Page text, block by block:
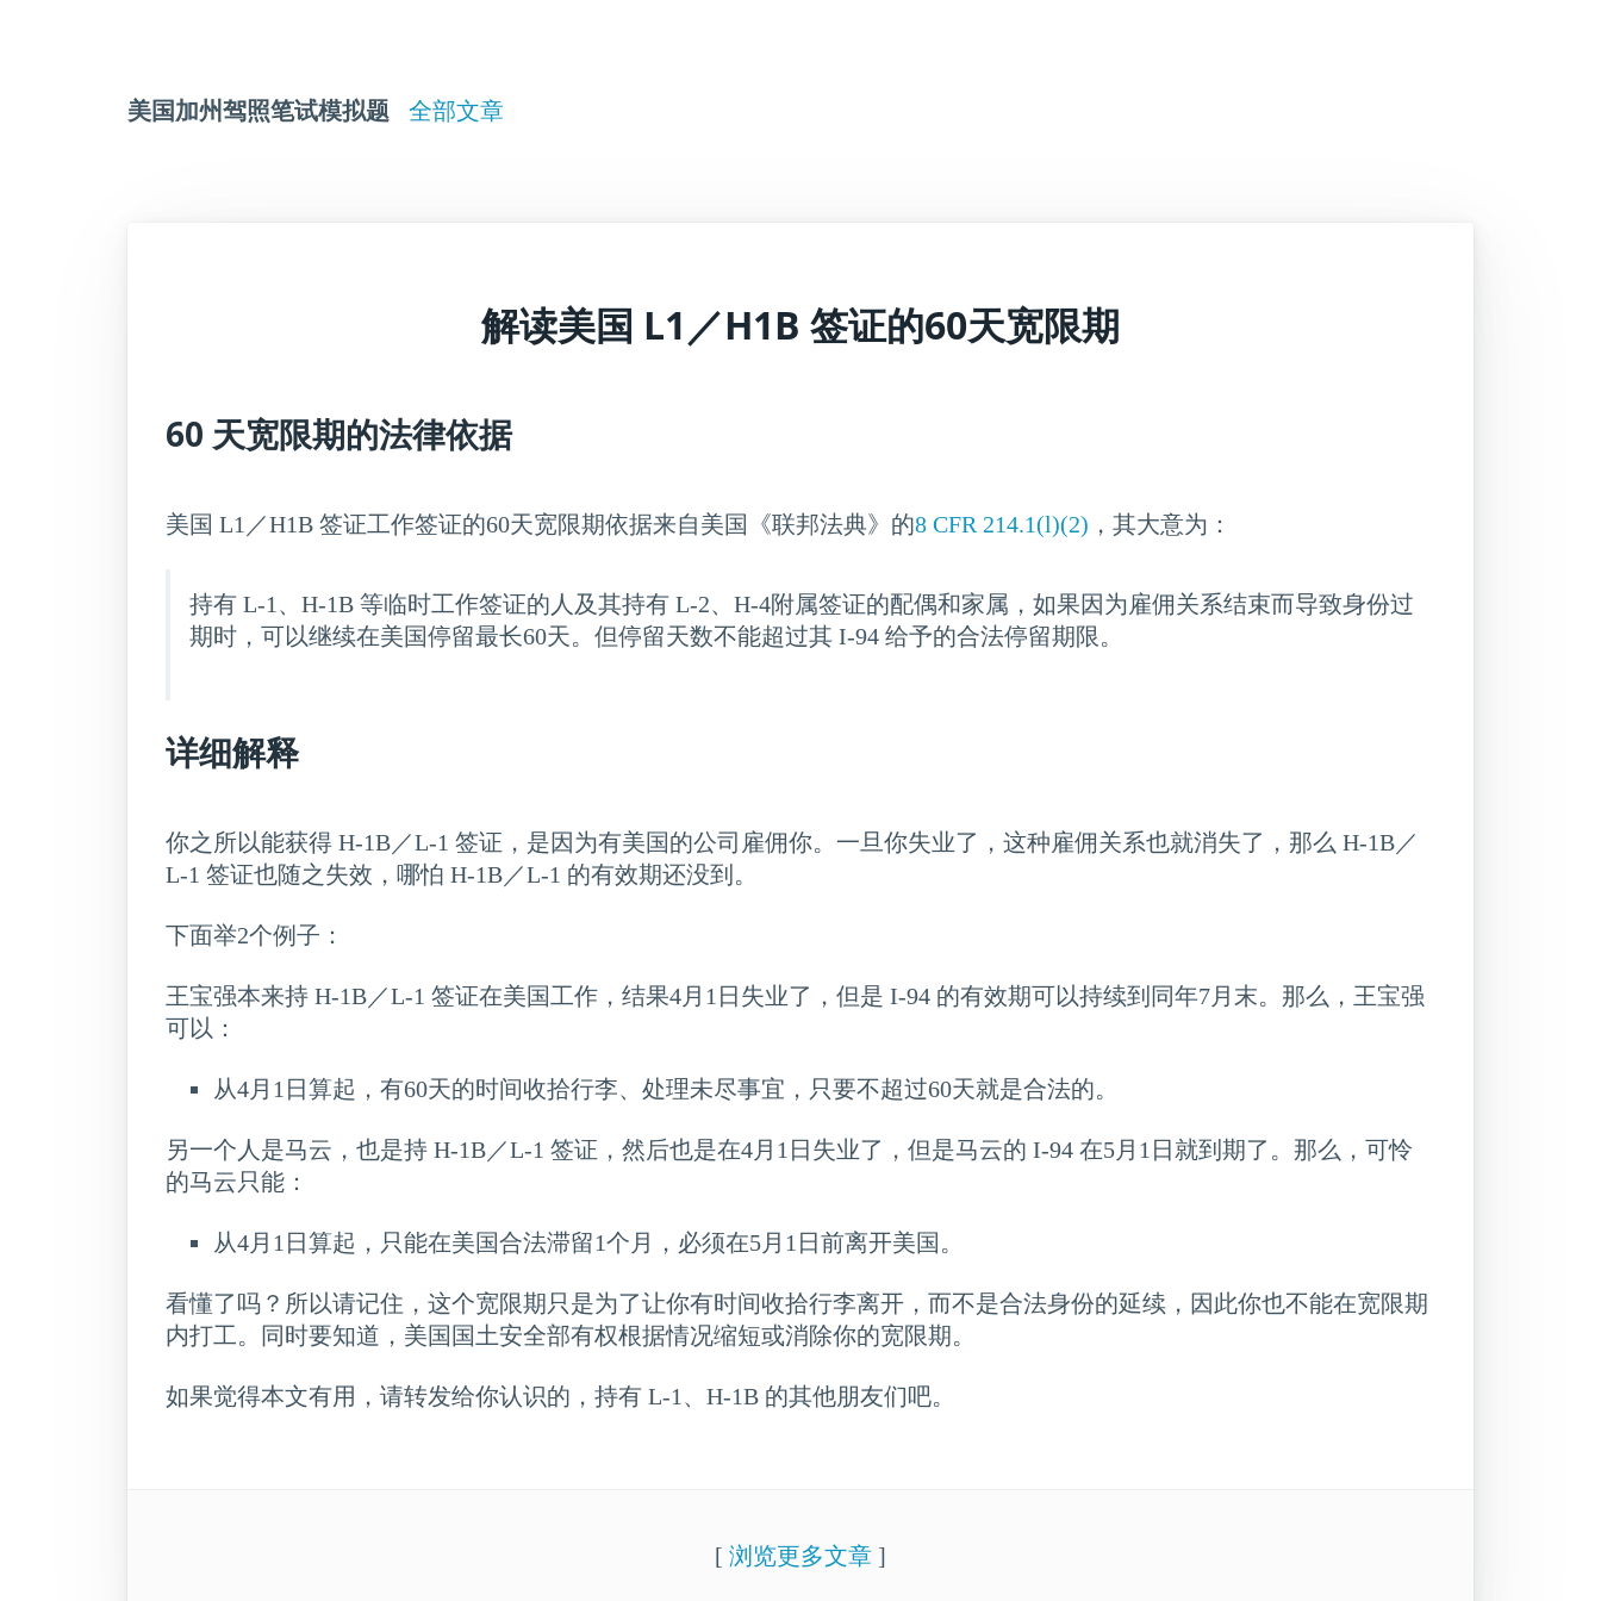
美国加州驾照笔试模拟题 全部文章
解读美国 L1／H1B 签证的60天宽限期
60 天宽限期的法律依据
美国 L1／H1B 签证工作签证的60天宽限期依据来自美国《联邦法典》的8 CFR 214.1(l)(2) ，其大意为：
持有 L-1、H-1B 等临时工作签证的人及其持有 L-2、H-4附属签证的配偶和家属，如果因为雇佣关系结束而导致身份过
期时，可以继续在美国停留最长60天。但停留天数不能超过其 I-94 给予的合法停留期限。
详细解释
你之所以能获得 H-1B／L-1 签证，是因为有美国的公司雇佣你。一旦你失业了，这种雇佣关系也就消失了，那么 H-1B／
L-1 签证也随之失效，哪怕 H-1B／L-1 的有效期还没到。
下面举2个例子：
王宝强本来持 H-1B／L-1 签证在美国工作，结果4月1日失业了，但是 I-94 的有效期可以持续到同年7月末。那么，王宝强
可以：
从4月1日算起，有60天的时间收拾行李、处理未尽事宜，只要不超过60天就是合法的。
另一个人是马云，也是持 H-1B／L-1 签证，然后也是在4月1日失业了，但是马云的 I-94 在5月1日就到期了。那么，可怜
的马云只能：
从4月1日算起，只能在美国合法滞留1个月，必须在5月1日前离开美国。
看懂了吗？所以请记住，这个宽限期只是为了让你有时间收拾行李离开，而不是合法身份的延续，因此你也不能在宽限期
内打工。同时要知道，美国国土安全部有权根据情况缩短或消除你的宽限期。
如果觉得本文有用，请转发给你认识的，持有 L-1、H-1B 的其他朋友们吧。
[ 浏览更多文章 ]